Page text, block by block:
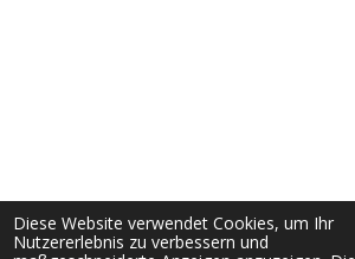
Diese Website verwendet Cookies, um Ihr
Nutzererlebnis zu verbessern und